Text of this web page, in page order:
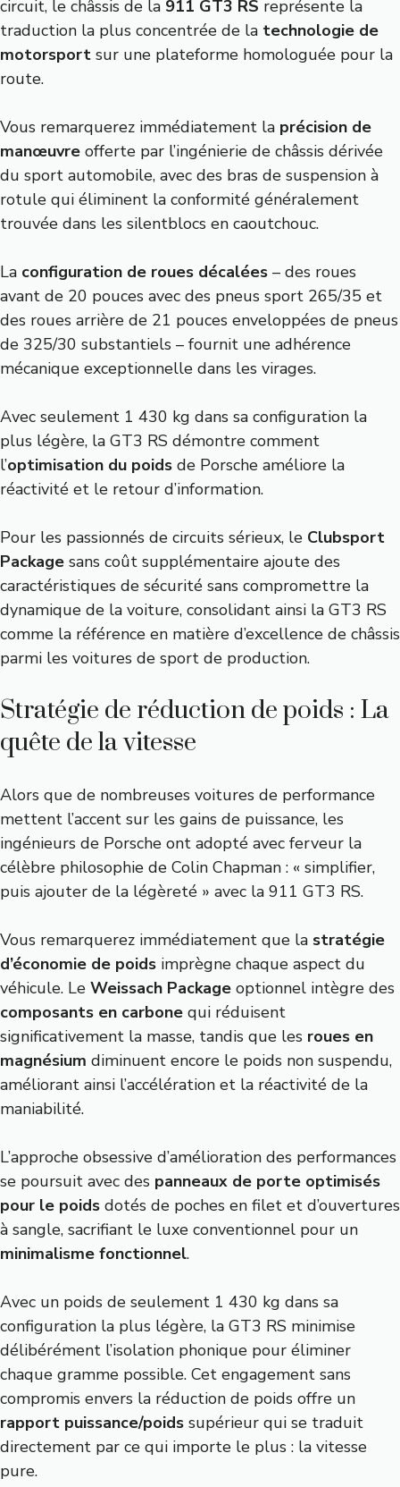
circuit, le châssis de la 911 GT3 RS représente la
traduction la plus concentrée de la technologie de
motorsport sur une plateforme homologuée pour la
route.
Vous remarquerez immédiatement la précision de
manœuvre offerte par l’ingénierie de châssis dérivée
du sport automobile, avec des bras de suspension à
rotule qui éliminent la conformité généralement
trouvée dans les silentblocs en caoutchouc.
La configuration de roues décalées – des roues
avant de 20 pouces avec des pneus sport 265/35 et
des roues arrière de 21 pouces enveloppées de pneus
de 325/30 substantiels – fournit une adhérence
mécanique exceptionnelle dans les virages.
Avec seulement 1 430 kg dans sa configuration la
plus légère, la GT3 RS démontre comment
l’optimisation du poids de Porsche améliore la
réactivité et le retour d’information.
Pour les passionnés de circuits sérieux, le Clubsport
Package sans coût supplémentaire ajoute des
caractéristiques de sécurité sans compromettre la
dynamique de la voiture, consolidant ainsi la GT3 RS
comme la référence en matière d’excellence de châssis
parmi les voitures de sport de production.
Stratégie de réduction de poids : La
quête de la vitesse
Alors que de nombreuses voitures de performance
mettent l’accent sur les gains de puissance, les
ingénieurs de Porsche ont adopté avec ferveur la
célèbre philosophie de Colin Chapman : « simplifier,
puis ajouter de la légèreté » avec la 911 GT3 RS.
Vous remarquerez immédiatement que la stratégie
d’économie de poids imprègne chaque aspect du
véhicule. Le Weissach Package optionnel intègre des
composants en carbone qui réduisent
significativement la masse, tandis que les roues en
magnésium diminuent encore le poids non suspendu,
améliorant ainsi l’accélération et la réactivité de la
maniabilité.
L’approche obsessive d’amélioration des performances
se poursuit avec des panneaux de porte optimisés
pour le poids dotés de poches en filet et d’ouvertures
à sangle, sacrifiant le luxe conventionnel pour un
minimalisme fonctionnel.
Avec un poids de seulement 1 430 kg dans sa
configuration la plus légère, la GT3 RS minimise
délibérément l’isolation phonique pour éliminer
chaque gramme possible. Cet engagement sans
compromis envers la réduction de poids offre un
rapport puissance/poids supérieur qui se traduit
directement par ce qui importe le plus : la vitesse
pure.